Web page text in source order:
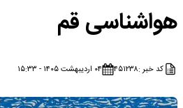
هواشناسی قم
کد خبر :۴۵۱۲۳۸ ۰۴ اردیبهشت ۱۴۰۵ - ۱۵:۳۳